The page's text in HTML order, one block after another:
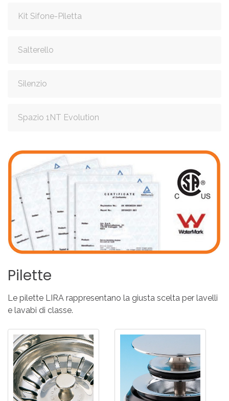
Kit Sifone-Piletta
Salterello
Silenzio
Spazio 1NT Evolution
Pilette
Le pilette LIRA rappresentano la giusta scelta per lavelli
e lavabi di classe.